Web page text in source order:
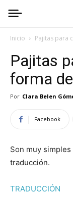
Inicio Pajitas para
Pajitas
forma
Por Clara Belen
Facebook
Son muy
traducción.
TRADUCCIÓN